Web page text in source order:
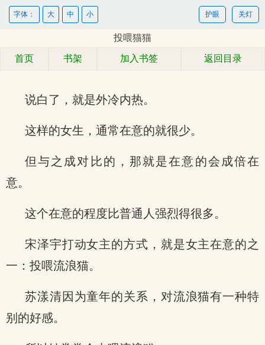
关灯
护眼
字体： 大 中 小
投喂猫猫
首页 书架 加入书签 返回目录
说白了，就是外冷内热。
这样的女生，通常在意的就很少。
但与之成对比的，那就是在意的会成倍在
意。
这个在意的程度比普通人强烈得很多。
宋泽宇打动女主的方式，就是女主在意的之
一：投喂流浪猫。
苏漾清因为童年的关系，对流浪猫有一种特
别的好感。